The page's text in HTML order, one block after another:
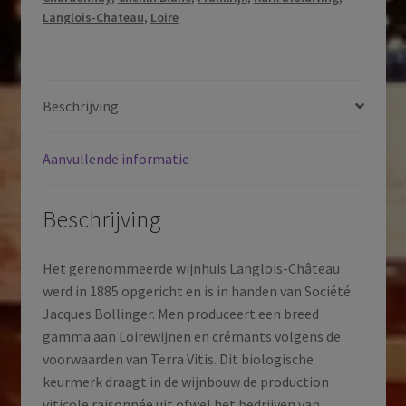
Crémant
de
|
aantal
Langlois-Chateau, Loire
Beschrijving
Aanvullende informatie
Beschrijving
Het gerenommeerde wijnhuis Langlois-Château
werd in 1885 opgericht en is in handen van Société
Jacques Bollinger. Men produceert een breed
gamma aan Loirewijnen en crémants volgens de
voorwaarden van Terra Vitis. Dit biologische
keurmerk draagt in de wijnbouw de production